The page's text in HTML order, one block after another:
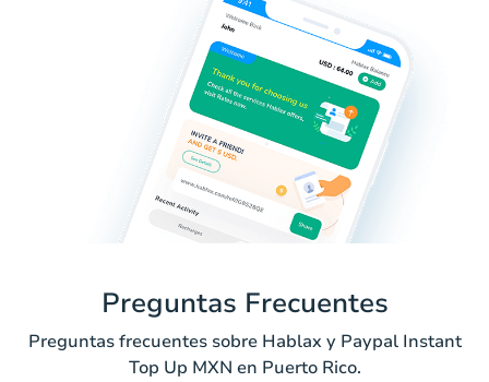
Preguntas Frecuentes
Preguntas frecuentes sobre Hablax y Paypal Instant
Top Up MXN en Puerto Rico.